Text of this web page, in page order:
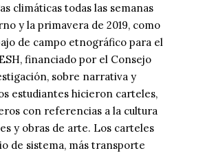
climáticas todas las semanas
y la primavera de 2019, como
de campo etnográfico para el
financiado por el Consejo
sobre narrativa y
estudiantes hicieron carteles,
con referencias a la cultura
y obras de arte. Los carteles
de sistema, más transporte